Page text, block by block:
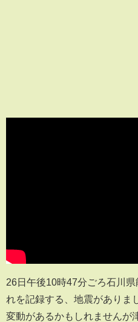
26日午後10時47分ごろ石川
れを記録する、地震がありま
変動があるかもしれませんが